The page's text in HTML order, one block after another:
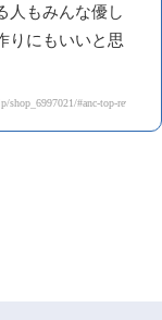
人もみんな優し
りにもいいと思
#anc-top-review）